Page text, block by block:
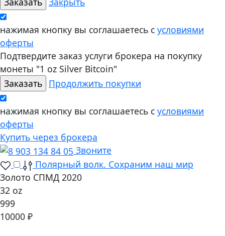
нажимая кнопку вы соглашаетесь с условиями
оферты
Подтвердите заказ услуги брокера на покупку
монеты "1 oz Silver Bitcoin"
Продолжить покупки
нажимая кнопку вы соглашаетесь с условиями
оферты
Купить через брокера
Звоните
Полярный волк. Сохраним наш мир
Золото СПМД 2020
32 oz
999
10000 ₽